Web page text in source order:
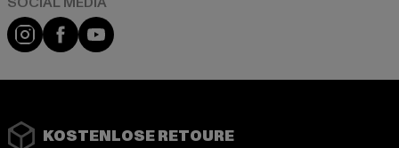
Instagram
FacebookYouTube
KOSTENLOSE RETOURE